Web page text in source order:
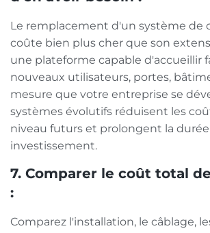
Le remplacement d'un système de
coûte bien plus cher que son
une plateforme capable d'accueillir
nouveaux utilisateurs, portes,
mesure que votre entreprise se
systèmes évolutifs réduisent les
niveau futurs et prolongent la
investissement.
7. Comparer le coût total
:
Comparez l'installation, le câblage,